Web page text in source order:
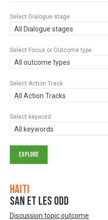
Select Dialogue stage
All Dialogue stages
Select Focus or Outcome type
All outcome types
Select Action Track
All Action Tracks
Select keyword
All keywords
Haiti
SAN et les ODD
Discussion topic outcome